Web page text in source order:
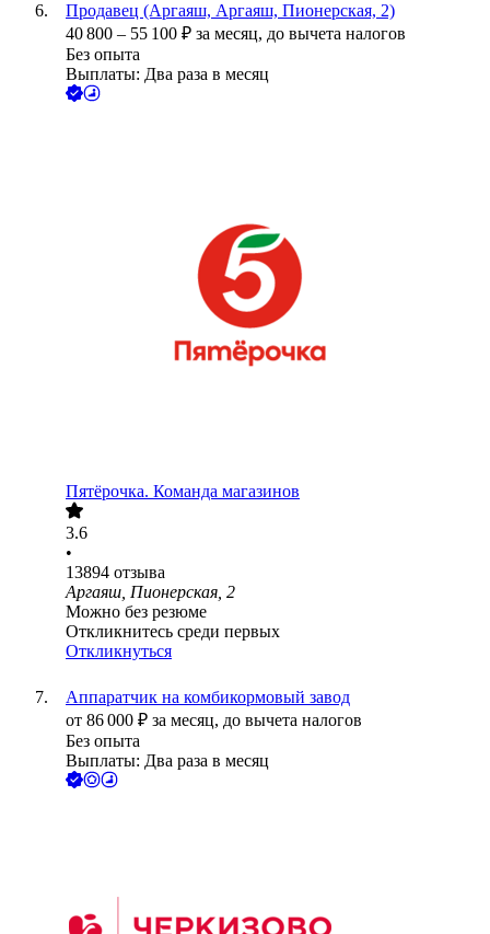
Продавец (Аргаяш, Аргаяш, Пионерская, 2)
40 800 – 55 100 ₽ за месяц, до вычета налогов
Без опыта
Выплаты: Два раза в месяц
Пятёрочка. Команда магазинов
3.6
•
13894 отзыва
Аргаяш, Пионерская, 2
Можно без резюме
Откликнитесь среди первых
Откликнуться
Аппаратчик на комбикормовый завод
от 86 000 ₽ за месяц, до вычета налогов
Без опыта
Выплаты: Два раза в месяц